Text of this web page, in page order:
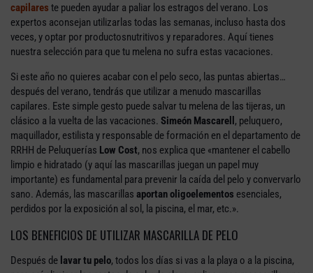
capilares te pueden ayudar a paliar los estragos del verano. Los
expertos aconsejan utilizarlas todas las semanas, incluso hasta dos
veces, y optar por productosnutritivos y reparadores. Aquí tienes
nuestra selección para que tu melena no sufra estas vacaciones.
Si este año no quieres acabar con el pelo seco, las puntas abiertas…
después del verano, tendrás que utilizar a menudo mascarillas
capilares. Este simple gesto puede salvar tu melena de las tijeras, un
clásico a la vuelta de las vacaciones. Simeón Mascarell , peluquero,
maquillador, estilista y responsable de formación en el departamento de
RRHH de Peluquerías Low Cost, nos explica que «mantener el cabello
limpio e hidratado (y aquí las mascarillas juegan un papel muy
importante) es fundamental para prevenir la caída del pelo y convervarlo
sano. Además, las mascarillas aportan oligoelementos esenciales,
perdidos por la exposición al sol, la piscina, el mar, etc.».
LOS BENEFICIOS DE UTILIZAR MASCARILLA DE PELO
Después de lavar tu pelo, todos los días si vas a la playa o a la piscina,